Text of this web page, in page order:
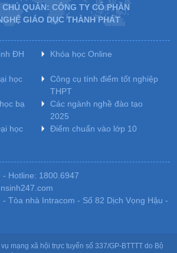
QUẢN: CÔNG TY CỔ PHẦN
GIÁO DỤC THÀNH PHÁT
ĐH
Khóa học Online
học
Công cụ tính điểm tốt nghiệp
THPT
bạ
Các ngành nghề đào tạo
2025
học
Điểm chuẩn vào lớp 10
Hotline: 1800.6947
Tòa nhà Intracom - Số 82 Dịch Vọng Hậu -
mạng xã hội trực tuyến số 337/GP-BTTTT do Bộ